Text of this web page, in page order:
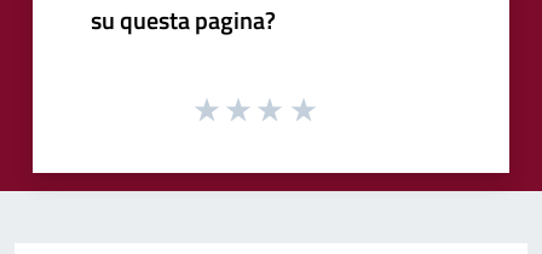
su questa pagina?